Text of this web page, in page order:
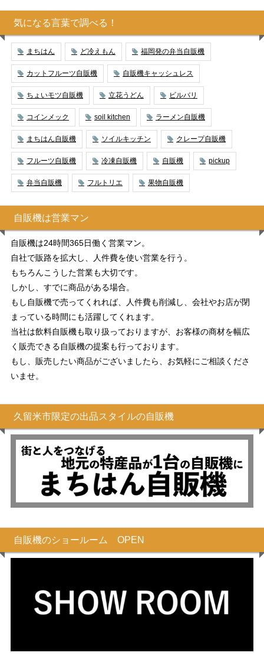
気になる言葉で調べる！
まちはん ど冷えもん 福岡発の弁当自販機
カットフルーツ自販機 自販機キャッシュレス
ちょいモツ自販機 立花うどん ビルバリ
コインメック soil kitchen ラーメン自販機
まちはん自販機 ソイルキッチン クレープ自販機
フルーツ自販機 冷凍自販機 自販機 pickup
弁当自販機 フルトリエ 果物自販機
自販機は営業マン
自販機は24時間365日働く営業マン。
自社で販路を拡大し、人件費を使い営業を行う。
もちろんこうした営業も大切です。
しかし、すでに商品がある場合。
もし自販機で売ってくれれば、人件費も削減し、会社やお店が閉
まっている時間にも活躍してくれます。
当社は飲料自販機も取り扱っておりますが、お客様の商材を幅広
く販売できる自販機の提案も行っております。
もし、販売したい商品がございましたら、お気軽にご相談くださ
いませ。
久留米市限定の出品スタイルの自販機
自販機のショールーム OPEN